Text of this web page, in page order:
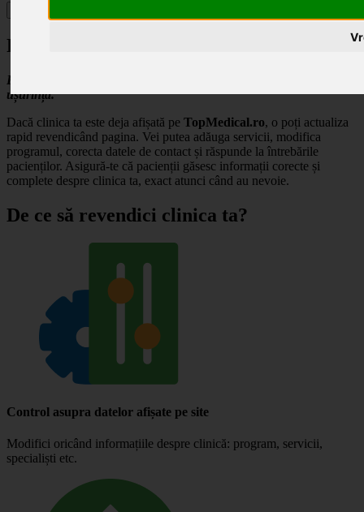
Revendică clinică
Revendică profilul clinicii tale și gestionează-ți prezența online cu
ușurință.
Dacă clinica ta este deja afișată pe TopMedical.ro, o poți actualiza
rapid revendicând pagina. Vei putea adăuga servicii, modifica
programul, corecta datele de contact și răspunde la întrebările
pacienților. Asigură-te că pacienții găsesc informații corecte și
complete despre clinica ta, exact atunci când au nevoie.
De ce să revendici clinica ta?
Control asupra datelor afișate pe site
Modifici oricând informațiile despre clinică: program, servicii,
specialiști etc.